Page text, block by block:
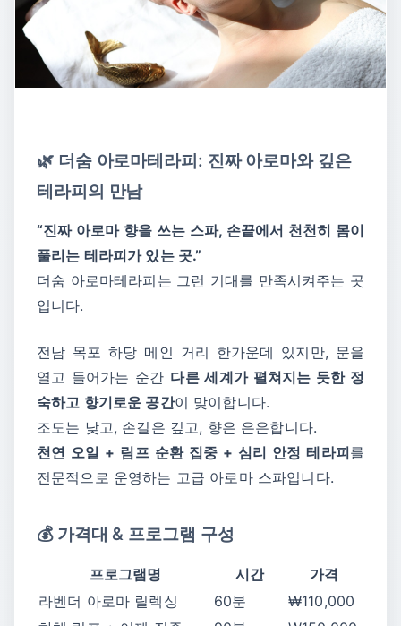
🌿 더숨 아로마테라피: 진짜 아로마와 깊은
테라피의 만남
“진짜 아로마 향을 쓰는 스파, 손끝에서 천천히 몸이
풀리는 테라피가 있는 곳.”
더숨 아로마테라피는 그런 기대를 만족시켜주는 곳
입니다.
전남 목포 하당 메인 거리 한가운데 있지만, 문을
열고 들어가는 순간 다른 세계가 펼쳐지는 듯한 정
숙하고 향기로운 공간이 맞이합니다.
조도는 낮고, 손길은 깊고, 향은 은은합니다.
천연 오일 + 림프 순환 집중 + 심리 안정 테라피를
전문적으로 운영하는 고급 아로마 스파입니다.
💰 가격대 & 프로그램 구성
프로그램명 시간
가격
라벤더 아로마 릴렉싱
60분
₩110,000